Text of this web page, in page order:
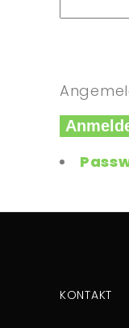
KONTAKT